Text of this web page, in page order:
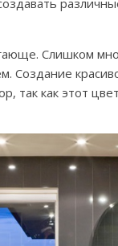
Слишком
так как этот